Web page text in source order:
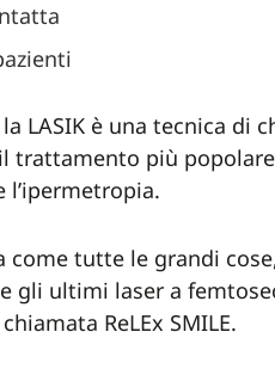
LASIK è una tecnica di
trattamento più
l’ipermetropia.
come tutte le grandi
gli ultimi laser a
ReLEx SMILE.